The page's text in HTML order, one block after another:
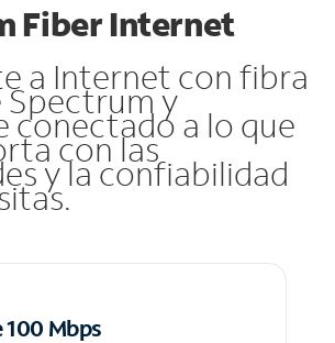
Fiber Internet
a Internet con fibra
y
conectado a lo que
con las
y la confiabilidad
Mbps